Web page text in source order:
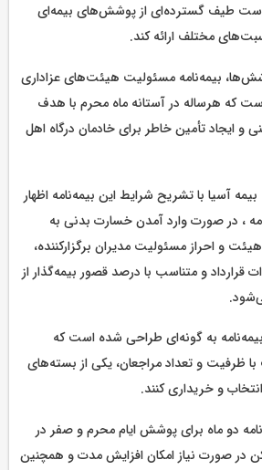
طیف گسترده‌ای از پوشش‌های بیمه‌ای
مختلف ارائه کند.
بیمه‌نامه مسئولیت هیئت‌های عزاداری
است که هرساله در آستانه ماه محرم با هدف
و ایجاد تأمین خاطر برای خادمان درگاه اهل
آسیا با تشریح شرایط این بیمه‌نامه اظهار
، در صورت وارد آمدن خسارت بدنی به
و احراز مسئولیت مدیران برگزارکننده،
و متناسب با درصد قصور بیمه‌گذار از
بیمه‌نامه به گونه‌ای طراحی شده است که
ظرفیت و تعداد مراجعان، یکی از بسته‌های
و خریداری کنند.
دو ماه برای پوشش ایام محرم و صفر در
در صورت نیاز امکان افزایش مدت و همچنین